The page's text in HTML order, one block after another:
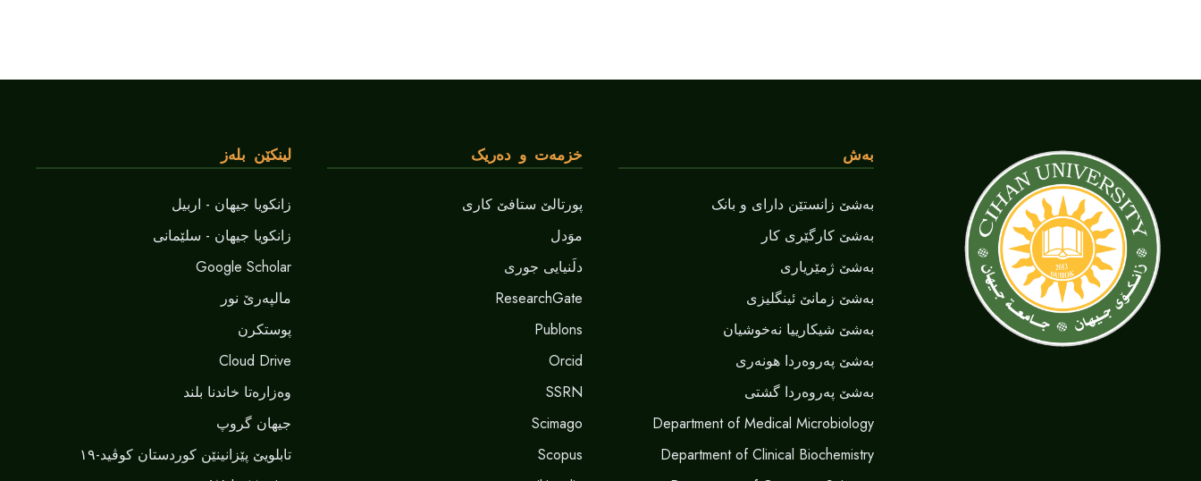
بەش
بەشێ زانستێن دارای و بانک
بەشێ کارگێری کار
بەشێ ژمێریاری
بەشێ زمانێ ‌‌ئینگلیزی
بەشێ شیکارییا نەخوشیان
بەشێ پەروەردا هونەری
بەشێ پەروەردا گشتی
Department of Medical Microbiology
Department of Clinical Biochemistry
خزمەت و دەریک
پورتالێ ستافێ کاری
موَدل
دلَنيايى جورى
ResearchGate
Publons
Orcid
SSRN
Scimago
Scopus
لینکێن بلەز
زانکویا جیهان - اربیل
زانکویا جیهان - سلێمانی
Google Scholar
مالپەرێ نور
پوستکرن
Cloud Drive
وەزارەتا خاندنا بلند
جیهان گروپ
تابلویێ پێزانینێن کوردستان کوڤید-١٩